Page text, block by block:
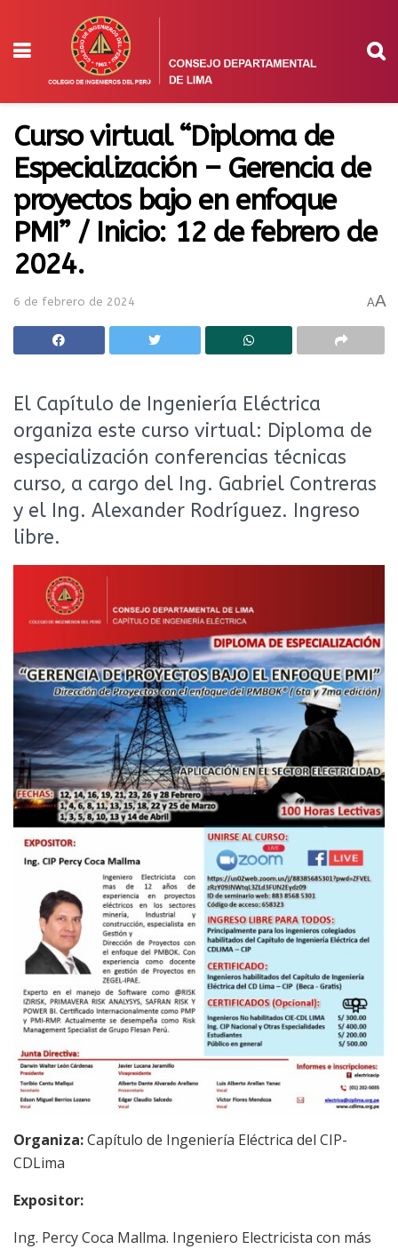
Curso virtual “Diploma de
Especialización – Gerencia de
proyectos bajo en enfoque
PMI” / Inicio: 12 de febrero de
2024.
6 de febrero de 2024 AA
El Capítulo de Ingeniería Eléctrica
organiza este curso virtual: Diploma de
especialización conferencias técnicas
curso, a cargo del Ing. Gabriel Contreras
y el Ing. Alexander Rodríguez. Ingreso
libre.
Organiza:Capítulo de Ingeniería Eléctrica del CIP-
CDLima
Expositor:
Ing. Percy Coca Mallma. Ingeniero Electricista con más